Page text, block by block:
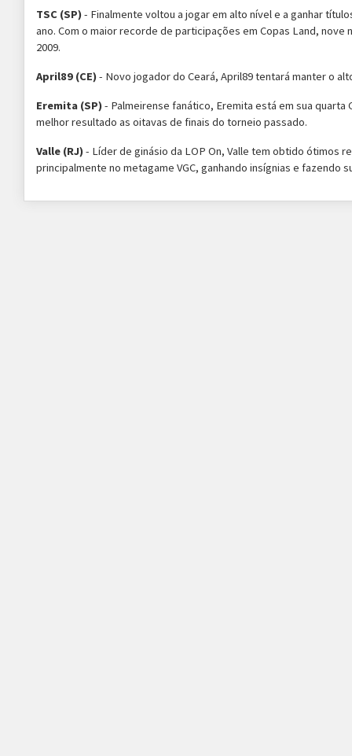
TSC (SP) ­- Finalmente voltou a jogar em alto nível e a ganhar
ano. Com o maior recorde de participações em Copas Land, nove
2009.
April89 (CE)- Novo jogador do Ceará, April89 tentará manter o
Eremita (SP)- Palmeirense fanático, Eremita está em sua quarta
melhor resultado as oitavas de finais do torneio passado.
Valle (RJ)- Líder de ginásio da LOP On, Valle tem obtido ótimos
principalmente no metagame VGC, ganhando insígnias e fazendo